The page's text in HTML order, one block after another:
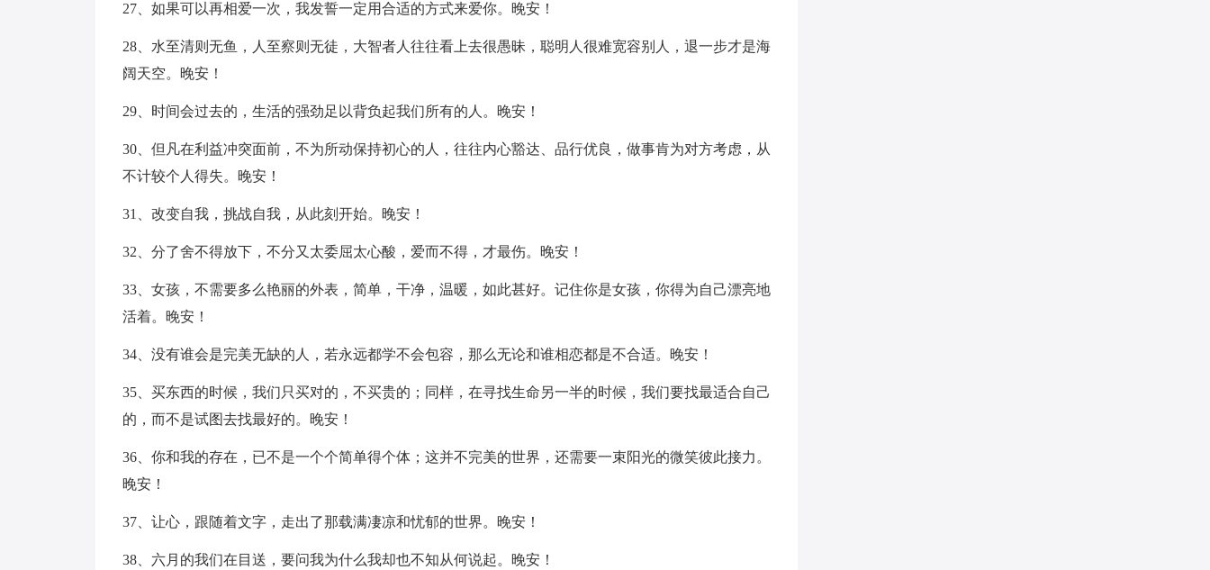
27、如果可以再相爱一次，我发誓一定用合适的方式来爱你。晚安！
28、水至清则无鱼，人至察则无徒，大智者人往往看上去很愚昧，聪明人很难宽容别人，退一步才是海
阔天空。晚安！
29、时间会过去的，生活的强劲足以背负起我们所有的人。晚安！
30、但凡在利益冲突面前，不为所动保持初心的人，往往内心豁达、品行优良，做事肯为对方考虑，从
不计较个人得失。晚安！
31、改变自我，挑战自我，从此刻开始。晚安！
32、分了舍不得放下，不分又太委屈太心酸，爱而不得，才最伤。晚安！
33、女孩，不需要多么艳丽的外表，简单，干净，温暖，如此甚好。记住你是女孩，你得为自己漂亮地
活着。晚安！
34、没有谁会是完美无缺的人，若永远都学不会包容，那么无论和谁相恋都是不合适。晚安！
35、买东西的时候，我们只买对的，不买贵的；同样，在寻找生命另一半的时候，我们要找最适合自己
的，而不是试图去找最好的。晚安！
36、你和我的存在，已不是一个个简单得个体；这并不完美的世界，还需要一束阳光的微笑彼此接力。
晚安！
37、让心，跟随着文字，走出了那载满凄凉和忧郁的世界。晚安！
38、六月的我们在目送，要问我为什么我却也不知从何说起。晚安！